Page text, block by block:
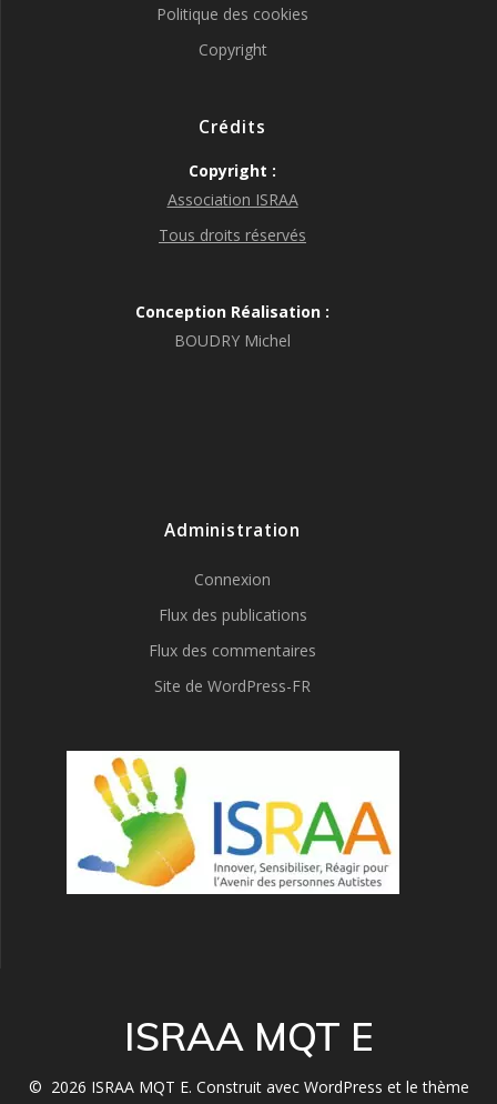
Politique des cookies
Copyright
Crédits
Copyright :
Association ISRAA
Tous droits réservés
Conception Réalisation :
BOUDRY Michel
Administration
Connexion
Flux des publications
Flux des commentaires
Site de WordPress-FR
ISRAA MQT E
© 2026 ISRAA MQT E. Construit avec WordPress et lethème